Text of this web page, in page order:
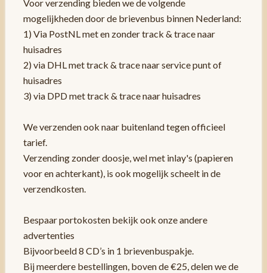
Voor verzending bieden we de volgende
mogelijkheden door de brievenbus binnen Nederland:
1) Via PostNL met en zonder track & trace naar
huisadres
2) via DHL met track & trace naar service punt of
huisadres
3) via DPD met track & trace naar huisadres
We verzenden ook naar buitenland tegen officieel
tarief.
Verzending zonder doosje, wel met inlay's (papieren
voor en achterkant), is ook mogelijk scheelt in de
verzendkosten.
Bespaar portokosten bekijk ook onze andere
advertenties
Bijvoorbeeld 8 CD’s in 1 brievenbuspakje.
Bij meerdere bestellingen, boven de €25, delen we de